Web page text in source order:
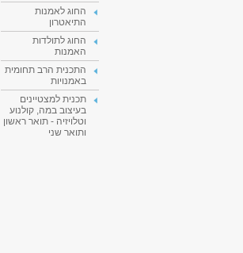
החוג לאמנות
התיאטרון
החוג לתולדות
האמנות
התכנית הרב תחומית
באמנויות
תכנית למצטיינים
בעיצוב במה, קולנוע
וטלויזיה - תואר ראשון
ותואר שני